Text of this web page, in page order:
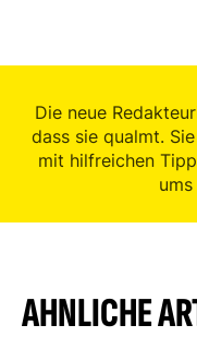
Die neue
dass sie qualmt.
mit hilfreichen
AHNLICHE